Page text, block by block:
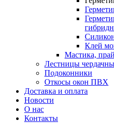
Клей
Мастика,
Лестницы
Подоконники
Откосы окон ПВХ
Доставка и оплата
Новости
О нас
Контакты